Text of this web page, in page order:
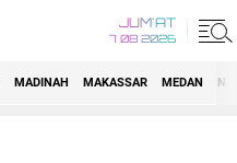
JUM'AT
7 08 2026
MADINAH MAKASSAR MEDAN